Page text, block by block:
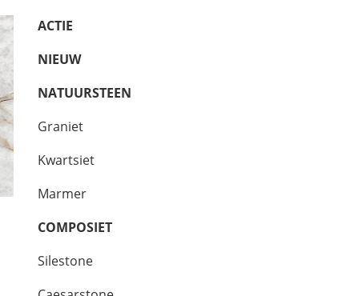
ACTIE
NIEUW
NATUURSTEEN
Graniet
Kwartsiet
Marmer
COMPOSIET
Silestone